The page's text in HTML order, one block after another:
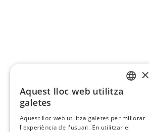
×
Aquest lloc web utilitza
galetes
Aquest lloc web utilitza galetes per millorar
l'experiència de l'usuari. En utilitzar el